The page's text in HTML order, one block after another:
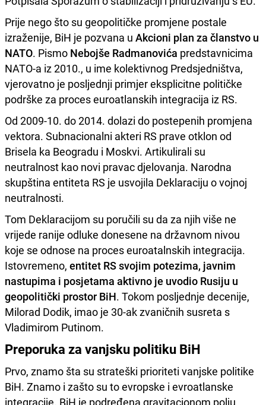
Prije nego što su geopolitičke promjene postale
izraženije, BiH je pozvana u Akcioni plan za članstvo u
NATO. Pismo Nebojše Radmanovića predstavnicima
NATO-a iz 2010., u ime kolektivnog Predsjedništva,
vjerovatno je posljednji primjer eksplicitne političke
podrške za proces euroatlanskih integracija iz RS.
Od 2009-10. do 2014. dolazi do postepenih promjena
vektora. Subnacionalni akteri RS prave otklon od
Brisela ka Beogradu i Moskvi. Artikulirali su
neutralnost kao novi pravac djelovanja. Narodna
skupština entiteta RS je usvojila Deklaraciju o vojnoj
neutralnosti.
Tom Deklaracijom su poručili su da za njih više ne
vrijede ranije odluke donesene na državnom nivou
koje se odnose na proces euroatalnskih integracija.
Istovremeno, entitet RS svojim potezima, javnim
nastupima i posjetama aktivno je uvodio Rusiju u
geopolitički prostor BiH. Tokom posljednje decenije,
Milorad Dodik, imao je 30-ak zvaničnih susreta s
Vladimirom Putinom.
Preporuka za vanjsku politiku BiH
Prvo, znamo šta su strateški prioriteti vanjske politike
BiH. Znamo i zašto su to evropske i evroatlanske